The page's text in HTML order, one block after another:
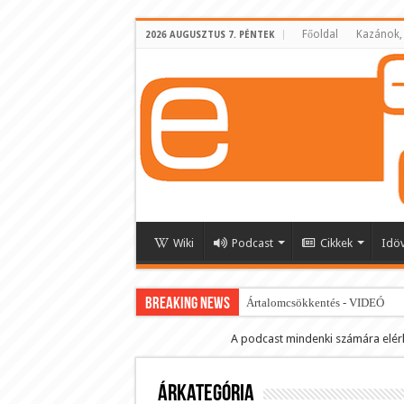
2026 AUGUSZTUS 7. PÉNTEK Főoldal
Wiki Podcast Cikkek
BREAKING NEWS Ártalomcsökkentés - VIDEÓ
E-cigi használati szokások 2.0
Android Podcast alkalmazás
Párásító podcast lejátszási lista
A podcast mindenki számára
Árkategória